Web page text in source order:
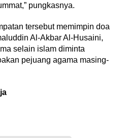
pungkasnya.
tersebut memimpin doa
Al-Akbar Al-Husaini,
selain islam diminta
pejuang agama masing-